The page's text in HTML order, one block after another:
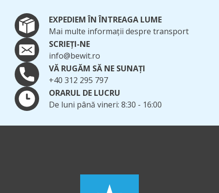
EXPEDIEM ÎN ÎNTREAGA LUME
Mai multe informații despre transport
SCRIEȚI-NE
info@bewit.ro
VĂ RUGĂM SĂ NE SUNAȚI
+40 312 295 797
ORARUL DE LUCRU
De luni până vineri: 8:30 - 16:00